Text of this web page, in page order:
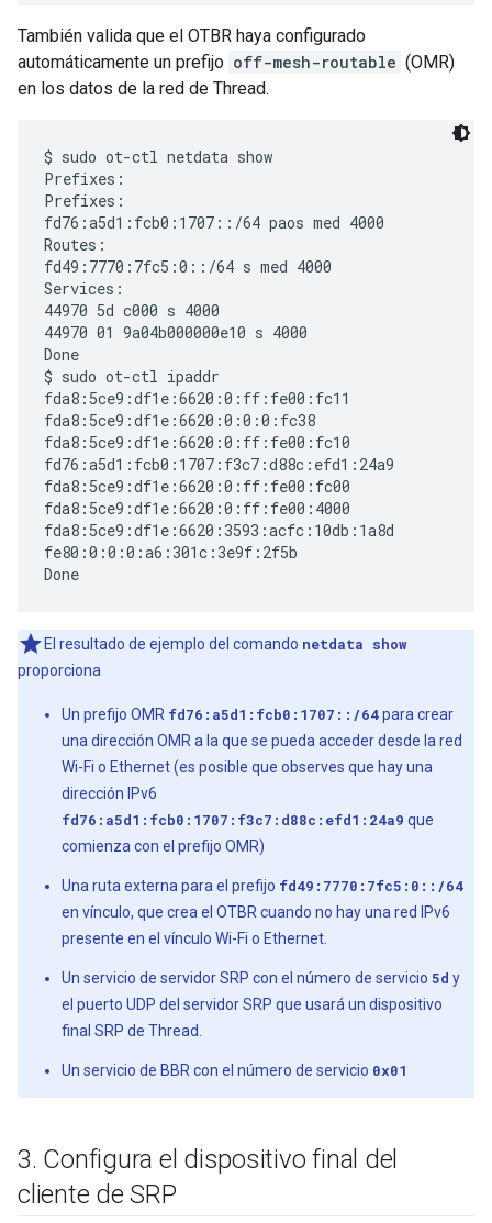
También valida que el OTBR haya configurado
automáticamente un prefijo off-mesh-routable (OMR)
en los datos de la red de Thread.
$ sudo ot-ctl netdata show
Prefixes:
Prefixes:
fd76:a5d1:fcb0:1707::/64 paos med 4000
Routes:
fd49:7770:7fc5:0::/64 s med 4000
Services:
44970 5d c000 s 4000
44970 01 9a04b000000e10 s 4000
Done
$ sudo ot-ctl ipaddr
fda8:5ce9:df1e:6620:0:ff:fe00:fc11
fda8:5ce9:df1e:6620:0:0:0:fc38
fda8:5ce9:df1e:6620:0:ff:fe00:fc10
fd76:a5d1:fcb0:1707:f3c7:d88c:efd1:24a9
fda8:5ce9:df1e:6620:0:ff:fe00:fc00
fda8:5ce9:df1e:6620:0:ff:fe00:4000
fda8:5ce9:df1e:6620:3593:acfc:10db:1a8d
fe80:0:0:0:a6:301c:3e9f:2f5b
El resultado de ejemplo del comando netdata show
proporciona
Un prefijo OMR fd76:a5d1:fcb0:1707::/64para crear
una dirección OMR a la que se pueda acceder desde la red
Wi-Fi o Ethernet (es posible que observes que hay una
dirección IPv6
fd76:a5d1:fcb0:1707:f3c7:d88c:efd1:24a9 que
comienza con el prefijo OMR)
Una ruta externa para el prefijo fd49:7770:7fc5:0::/64
en vínculo, que crea el OTBR cuando no hay una red IPv6
presente en el vínculo Wi-Fi o Ethernet.
Un servicio de servidor SRP con el número de servicio 5d y
el puerto UDP del servidor SRP que usará un dispositivo
final SRP de Thread.
Un servicio de BBR con el número de servicio 0x01
3. Configura el dispositivo final del
cliente de SRP